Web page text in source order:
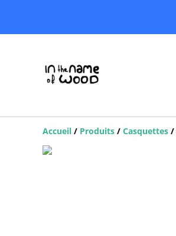
Accueil / Produits / Casquettes /